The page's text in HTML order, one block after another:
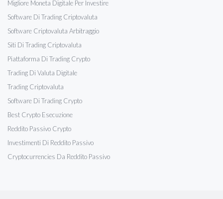
Migliore Moneta Digitale Per Investire
Software Di Trading Criptovaluta
Software Criptovaluta Arbitraggio
Siti Di Trading Criptovaluta
Piattaforma Di Trading Crypto
Trading Di Valuta Digitale
Trading Criptovaluta
Software Di Trading Crypto
Best Crypto Esecuzione
Reddito Passivo Crypto
Investimenti Di Reddito Passivo
Cryptocurrencies Da Reddito Passivo